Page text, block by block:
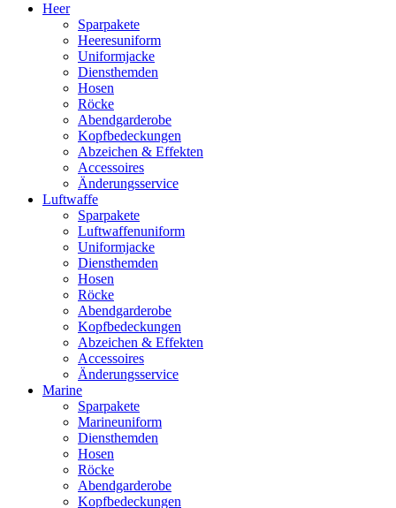
Heer
Sparpakete
Heeresuniform
Uniformjacke
Diensthemden
Hosen
Röcke
Abendgarderobe
Kopfbedeckungen
Abzeichen & Effekten
Accessoires
Änderungsservice
Luftwaffe
Sparpakete
Luftwaffenuniform
Uniformjacke
Diensthemden
Hosen
Röcke
Abendgarderobe
Kopfbedeckungen
Abzeichen & Effekten
Accessoires
Änderungsservice
Marine
Sparpakete
Marineuniform
Diensthemden
Hosen
Röcke
Abendgarderobe
Kopfbedeckungen